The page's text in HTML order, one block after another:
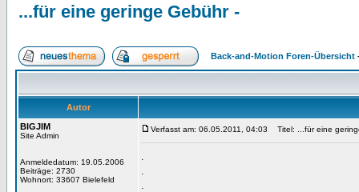
...für eine geringe Gebühr -
Back-and-Motion Foren-Übersicht
Autor
BIGJIM
Site Admin
Anmeldedatum: 19.05.2006
Beiträge: 2730
Wohnort: 33607 Bielefeld
Verfasst am: 06.05.2011, 04:03 Titel: ...für eine
.
.
.